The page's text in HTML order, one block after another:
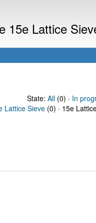
15e Lattice
State: All(0) · In
Lattice Sieve (0) · 15e